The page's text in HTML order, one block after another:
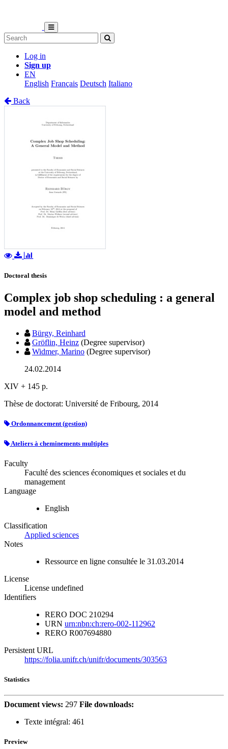
Log in
Sign up
EN
English Français Deutsch Italiano
Back
Doctoral thesis
Complex job shop scheduling : a general
model and method
Bürgy, Reinhard
Gröflin, Heinz (Degree supervisor)
Widmer, Marino (Degree supervisor)
24.02.2014
XIV + 145 p.
Thèse de doctorat: Université de Fribourg, 2014
Ordonnancement (gestion)
Ateliers à cheminements multiples
Faculty
Faculté des sciences économiques et sociales et du
management
Language
English
Classification
Applied sciences
Notes
Ressource en ligne consultée le 31.03.2014
License
License undefined
Identifiers
RERO DOC 210294
URN urn:nbn:ch:rero-002-112962
RERO R007694880
Persistent URL
https://folia.unifr.ch/unifr/documents/303563
Statistics
Document views: 297 File downloads:
Texte intégral: 461
Preview